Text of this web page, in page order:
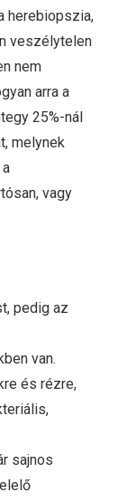
herebiopszia,
veszélytelen
nem
arra a
25%-nál
melynek
vagy
pedig az
van.
és rézre,
sajnos